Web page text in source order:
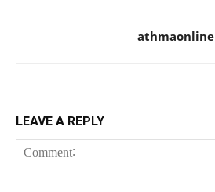
athmaonline
LEAVE A REPLY